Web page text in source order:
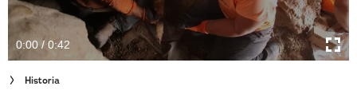
Newsletter
Cuda Polski
Wielki Konkurs Fotograficzny
0:00 / 0:42
Historia